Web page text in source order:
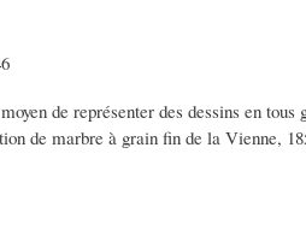
de représenter des dessins en
de marbre à grain fin de la